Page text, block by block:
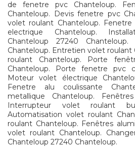
de fenetre pvc Chanteloup.
Chanteloup. Devis fenetre pvc
volet roulant Chanteloup.
electrique Chanteloup.
Chanteloup 27240
Chanteloup. Entretien volet roulant
roulant Chanteloup. Porte
Chanteloup. Porte fenetre pvc
Moteur volet électrique
Fenetre alu coulissante
metallique Chanteloup.
Interrupteur volet roulant
Automatisation volet roulant
roulant Chanteloup. Fenêtres
volet roulant Chanteloup.
Chanteloup 27240 Chanteloup.